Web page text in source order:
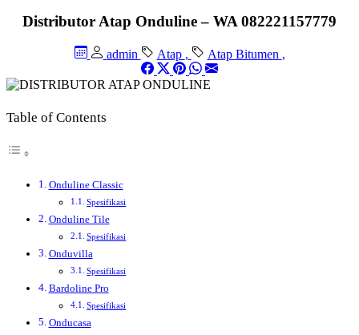
Distributor Atap Onduline – WA 082221157779
admin Atap , Atap Bitumen ,
Table of Contents
Onduline Classic
Spesifikasi
Onduline Tile
Spesifikasi
Onduvilla
Spesifikasi
Bardoline Pro
Spesifikasi
Onducasa